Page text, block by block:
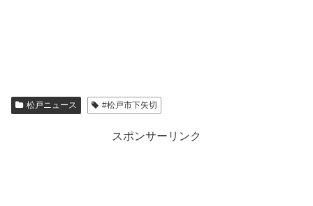
松戸ニュース #松戸市下矢切
スポンサーリンク